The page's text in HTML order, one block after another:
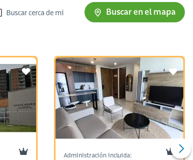
Buscar cerca de mi Buscar en el mapa
Administración incluida: